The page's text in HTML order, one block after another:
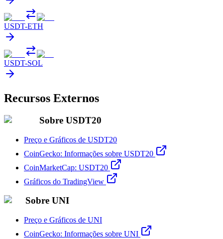
USDT-ETH
USDT-SOL
Recursos Externos
Sobre USDT20
Preço e Gráficos de USDT20
CoinGecko: Informações sobre USDT20
CoinMarketCap: USDT20
Gráficos do TradingView
Sobre UNI
Preço e Gráficos de UNI
CoinGecko: Informações sobre UNI